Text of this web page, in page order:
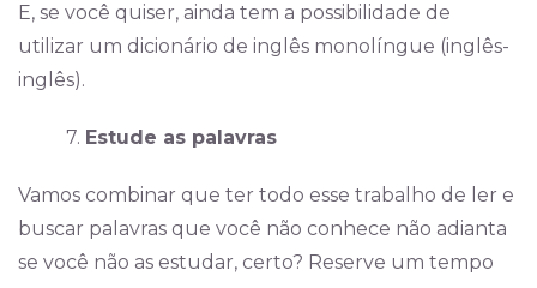
E, se você quiser, ainda tem a possibilidade de
utilizar um dicionário de inglês monolíngue (inglês-
inglês).
7. Estude as palavras
Vamos combinar que ter todo esse trabalho de ler e
buscar palavras que você não conhece não adianta
se você não as estudar, certo? Reserve um tempo